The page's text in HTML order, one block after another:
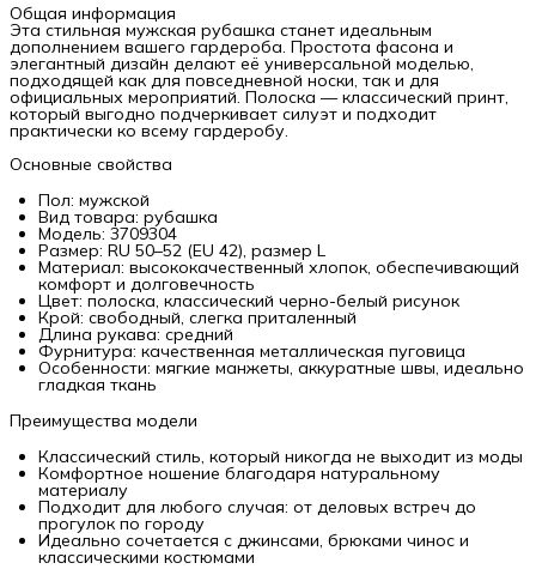
Общая информация
Эта стильная мужская рубашка станет идеальным
дополнением вашего гардероба. Простота фасона и
элегантный дизайн делают её универсальной моделью,
подходящей как для повседневной носки, так и для
официальных мероприятий. Полоска — классический принт,
который выгодно подчеркивает силуэт и подходит
практически ко всему гардеробу.
Основные свойства
Пол: мужской
Вид товара: рубашка
Модель: 3709304
Размер: RU 50–52 (EU 42), размер L
Материал: высококачественный хлопок, обеспечивающий
комфорт и долговечность
Цвет: полоска, классический черно-белый рисунок
Крой: свободный, слегка приталенный
Длина рукава: средний
Фурнитура: качественная металлическая пуговица
Особенности: мягкие манжеты, аккуратные швы, идеально
гладкая ткань
Преимущества модели
Классический стиль, который никогда не выходит из моды
Комфортное ношение благодаря натуральному
материалу
Подходит для любого случая: от деловых встреч до
прогулок по городу
Идеально сочетается с джинсами, брюками чинос и
классическими костюмами